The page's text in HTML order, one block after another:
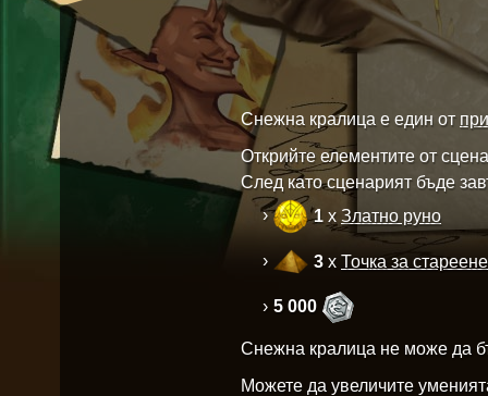
Снежна кралица е един от
Открийте елементите от
След като сценарият бъде
1 x Златно руно
3 x Точка за стареене
5 000
Снежна кралица не може да
Можете да увеличите